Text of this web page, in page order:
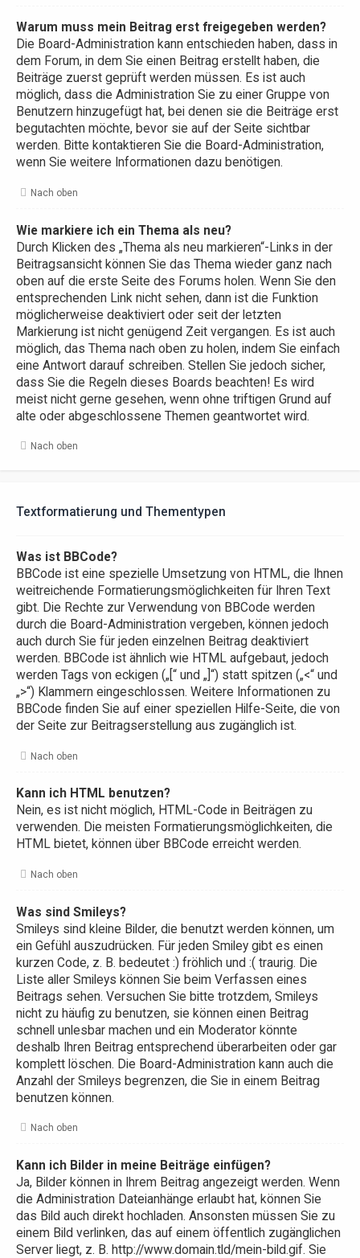
Warum muss mein Beitrag erst freigegeben werden?
Die Board-Administration kann entschieden haben, dass in
dem Forum, in dem Sie einen Beitrag erstellt haben, die
Beiträge zuerst geprüft werden müssen. Es ist auch
möglich, dass die Administration Sie zu einer Gruppe von
Benutzern hinzugefügt hat, bei denen sie die Beiträge erst
begutachten möchte, bevor sie auf der Seite sichtbar
werden. Bitte kontaktieren Sie die Board-Administration,
wenn Sie weitere Informationen dazu benötigen.
Nach oben
Wie markiere ich ein Thema als neu?
Durch Klicken des „Thema als neu markieren“-Links in der
Beitragsansicht können Sie das Thema wieder ganz nach
oben auf die erste Seite des Forums holen. Wenn Sie den
entsprechenden Link nicht sehen, dann ist die Funktion
möglicherweise deaktiviert oder seit der letzten
Markierung ist nicht genügend Zeit vergangen. Es ist auch
möglich, das Thema nach oben zu holen, indem Sie einfach
eine Antwort darauf schreiben. Stellen Sie jedoch sicher,
dass Sie die Regeln dieses Boards beachten! Es wird
meist nicht gerne gesehen, wenn ohne triftigen Grund auf
alte oder abgeschlossene Themen geantwortet wird.
Nach oben
Textformatierung und Thementypen
Was ist BBCode?
BBCode ist eine spezielle Umsetzung von HTML, die Ihnen
weitreichende Formatierungsmöglichkeiten für Ihren Text
gibt. Die Rechte zur Verwendung von BBCode werden
durch die Board-Administration vergeben, können jedoch
auch durch Sie für jeden einzelnen Beitrag deaktiviert
werden. BBCode ist ähnlich wie HTML aufgebaut, jedoch
werden Tags von eckigen („[“ und „]“) statt spitzen („<“ und
„>“) Klammern eingeschlossen. Weitere Informationen zu
BBCode finden Sie auf einer speziellen Hilfe-Seite, die von
der Seite zur Beitragserstellung aus zugänglich ist.
Nach oben
Kann ich HTML benutzen?
Nein, es ist nicht möglich, HTML-Code in Beiträgen zu
verwenden. Die meisten Formatierungsmöglichkeiten, die
HTML bietet, können über BBCode erreicht werden.
Nach oben
Was sind Smileys?
Smileys sind kleine Bilder, die benutzt werden können, um
ein Gefühl auszudrücken. Für jeden Smiley gibt es einen
kurzen Code, z. B. bedeutet :) fröhlich und :( traurig. Die
Liste aller Smileys können Sie beim Verfassen eines
Beitrags sehen. Versuchen Sie bitte trotzdem, Smileys
nicht zu häufig zu benutzen, sie können einen Beitrag
schnell unlesbar machen und ein Moderator könnte
deshalb Ihren Beitrag entsprechend überarbeiten oder gar
komplett löschen. Die Board-Administration kann auch die
Anzahl der Smileys begrenzen, die Sie in einem Beitrag
benutzen können.
Nach oben
Kann ich Bilder in meine Beiträge einfügen?
Ja, Bilder können in Ihrem Beitrag angezeigt werden. Wenn
die Administration Dateianhänge erlaubt hat, können Sie
das Bild auch direkt hochladen. Ansonsten müssen Sie zu
einem Bild verlinken, das auf einem öffentlich zugänglichen
Server liegt, z. B. http://www.domain.tld/mein-bild.gif. Sie